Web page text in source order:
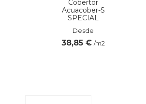
Cobertor
Acuacober-S
SPECIAL
Desde
38,85 € /m2